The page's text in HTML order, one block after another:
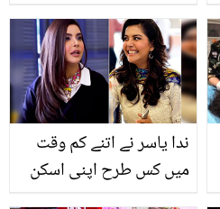
کرواتے ہوئے خوبصورت
ویڈیو
ندا یاسر نے اتنے کم وقت
میں کس طرح اپنی اسکن